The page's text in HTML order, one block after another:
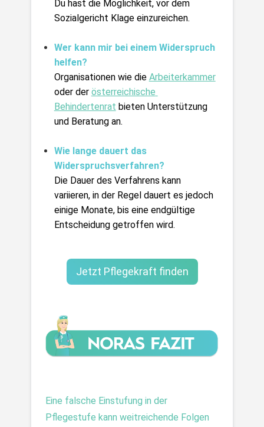
Du hast die Möglichkeit, vor dem
Sozialgericht Klage einzureichen.
Wer kann mir bei einem Widerspruch
helfen?
Organisationen wie die Arbeiterkammer
oder der österreichische
Behindertenrat bieten Unterstützung
und Beratung an.
Wie lange dauert das
Widerspruchsverfahren?
Die Dauer des Verfahrens kann
variieren, in der Regel dauert es jedoch
einige Monate, bis eine endgültige
Entscheidung getroffen wird.
Jetzt Pflegekraft finden
Eine falsche Einstufung in der
Pflegestufe kann weitreichende Folgen